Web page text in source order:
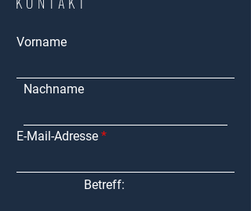
Vorname
Nachname
E-Mail-Adresse
Betreff: